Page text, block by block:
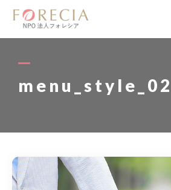
menu_style_02
私たちについて
活動報告